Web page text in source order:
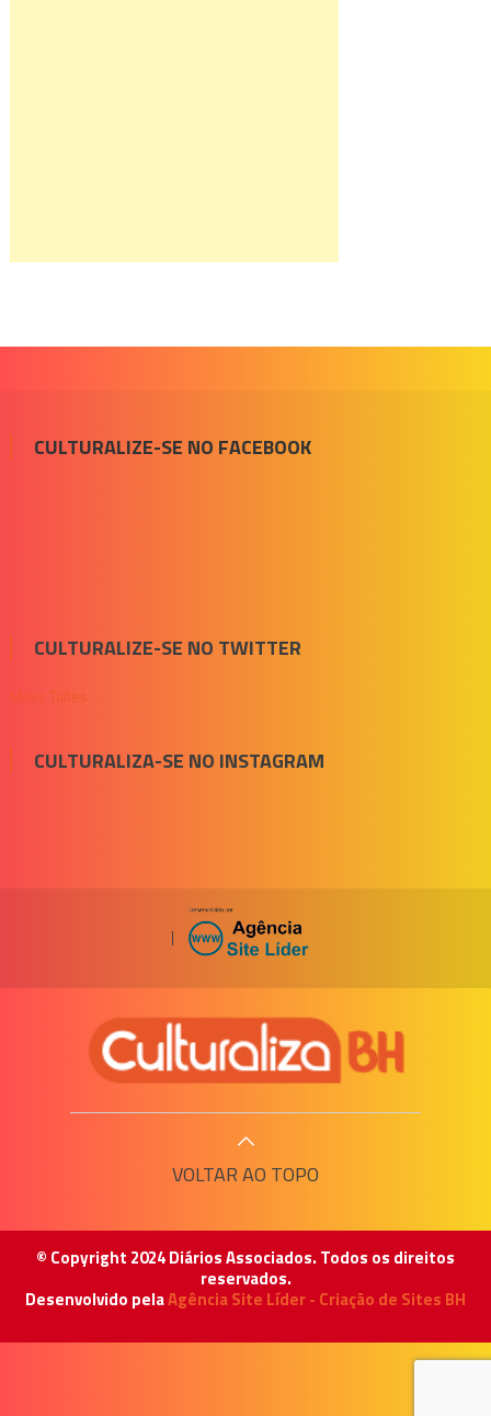
CULTURALIZE-SE NO FACEBOOK
CULTURALIZE-SE NO TWITTER
Meus Tuítes
CULTURALIZA-SE NO INSTAGRAM
|
VOLTAR AO TOPO
© Copyright 2024 Diários Associados. Todos os direitos
reservados.
Desenvolvido pelaAgência Site Líder - Criação de Sites BH